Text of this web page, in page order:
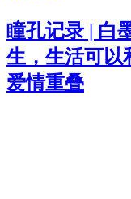
瞳孔记录 | 白
生，生活可以
爱情重叠